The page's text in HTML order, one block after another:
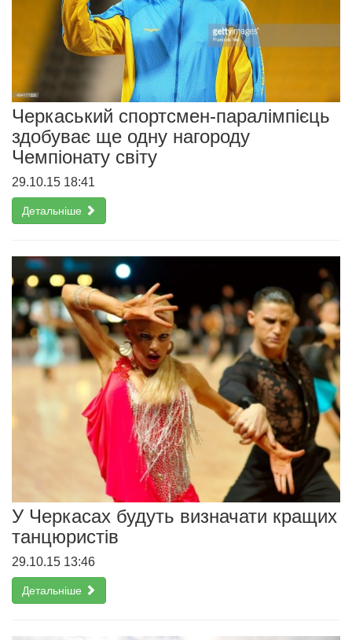
Черкаський спортсмен-паралімпієць
здобуває ще одну нагороду
Чемпіонату світу
29.10.15 18:41
Детальніше
У Черкасах будуть визначати кращих
танцюристів
29.10.15 13:46
Детальніше